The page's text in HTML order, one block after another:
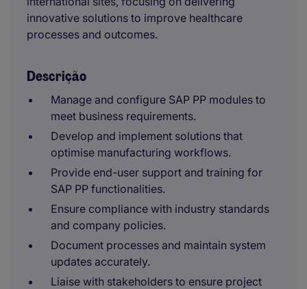
innovative solutions to improve healthcare
processes and outcomes.
Descrição
Manage and configure SAP PP modules to
meet business requirements.
Develop and implement solutions that
optimise manufacturing workflows.
Provide end-user support and training for
SAP PP functionalities.
Ensure compliance with industry standards
and company policies.
Document processes and maintain system
updates accurately.
Liaise with stakeholders to ensure project